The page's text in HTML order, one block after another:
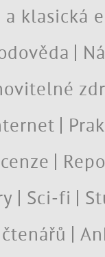
a klasická
Sci-fi